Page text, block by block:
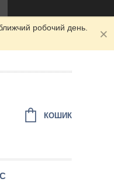
робочий день.
КОШИК